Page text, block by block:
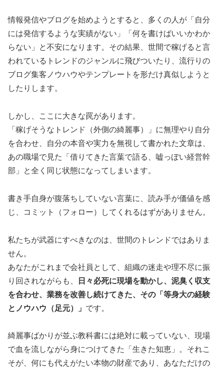
情報発信やブログを始めようとすると、多くの人が「自分
には発信するような実績がない」「何を書けばいいかわか
らない」と不安になります。その結果、世間で稼げると言
われているトレンドのジャンルに飛びついたり、流行りの
ブログ集客ノウハウやテンプレートを形だけ真似しようと
したりします。
しかし、ここに大きな罠があります。
「稼げそうなトレンド（外側の綺麗事）」に無理やり自分
を合わせ、自分の本音や実力を無視して書かれた文章は、
あの職場で見た「借りてきた言葉で語る、嘘っぽい経営幹
部」と全く同じ状態になってしまいます。
書き手自身が腹落ちしていない言葉に、読み手が価値を感
じ、コミット（フォロー）してくれるはずがありません。
私たちが武器にすべきなのは、世間のトレンドではありま
せん。
あなたがこれまで会社員として、組織の迷走や理不尽に振
り回されながらも、
日々必死に現場を動かし、泥臭く収支
を合わせ、業務を改善し続けてきた、その「等身大の経験
とノウハウ（足元）」 です。
綺麗事ばかりが並ぶ教科書には絶対に載っていない、現場
で血を流しながら身につけてきた「生きた知恵」。それこ
そが、何にも代えがたい本物の財産であり、あなただけの